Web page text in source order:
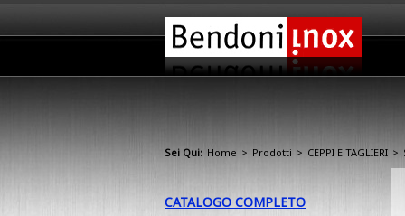
Sei Qui: Home > Prodotti > CEPPI E TAGLIERI >
CATALOGO COMPLETO